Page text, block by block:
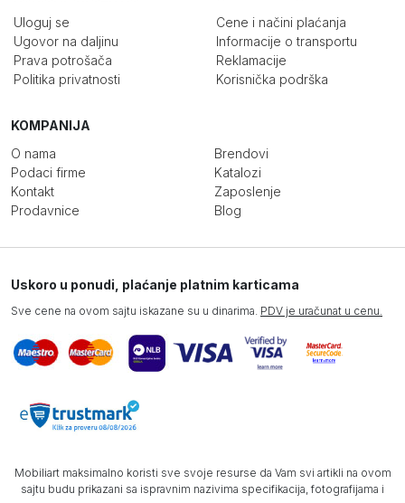
Uloguj se
Ugovor na daljinu
Prava potrošača
Politika privatnosti
Cene i načini plaćanja
Informacije o transportu
Reklamacije
Korisnička podrška
KOMPANIJA
O nama
Podaci firme
Kontakt
Prodavnice
Brendovi
Katalozi
Zaposlenje
Blog
Uskoro u ponudi, plaćanje platnim karticama
Sve cene na ovom sajtu iskazane su u dinarima. PDV je uračunat u cenu.
Mobiliart maksimalno koristi sve svoje resurse da Vam svi artikli na ovom
sajtu budu prikazani sa ispravnim nazivima specifikacija, fotografijama i